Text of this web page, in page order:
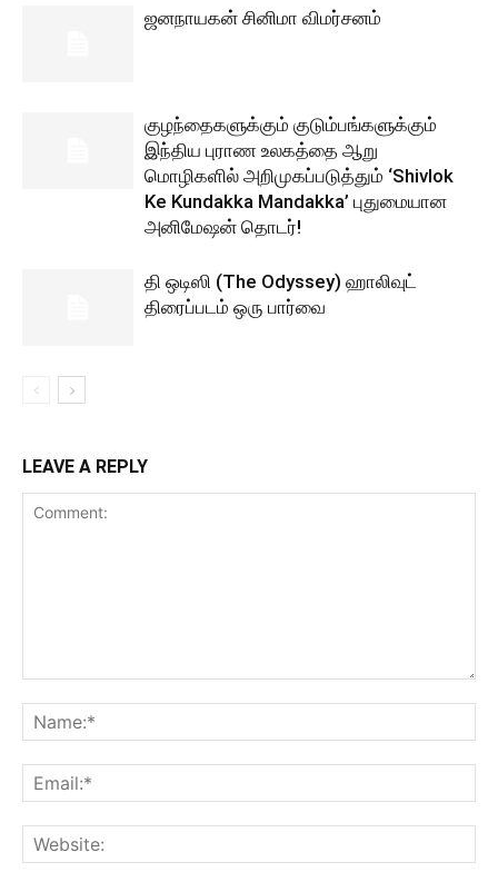
ஜனநாயகன் சினிமா விமர்சனம்
குழந்தைகளுக்கும் குடும்பங்களுக்கும்
இந்திய புராண உலகத்தை ஆறு
மொழிகளில் அறிமுகப்படுத்தும் ‘Shivlok
Ke Kundakka Mandakka’ புதுமையான
அனிமேஷன் தொடர்!
தி ஒடிஸி (The Odyssey) ஹாலிவுட்
திரைப்படம் ஒரு பார்வை
LEAVE A REPLY